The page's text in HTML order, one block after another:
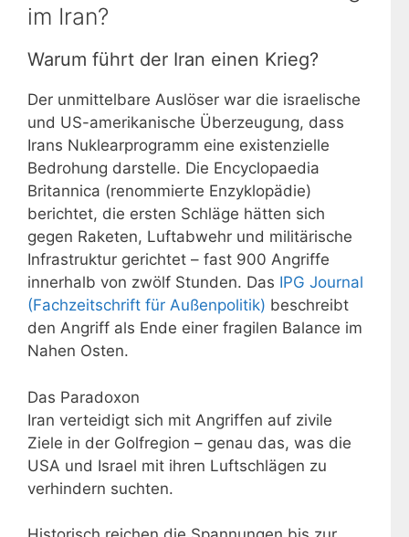
im Iran?
Warum führt der Iran einen Krieg?
Der unmittelbare Auslöser war die israelische
und US-amerikanische Überzeugung, dass
Irans Nuklearprogramm eine existenzielle
Bedrohung darstelle. Die Encyclopaedia
Britannica (renommierte Enzyklopädie)
berichtet, die ersten Schläge hätten sich
gegen Raketen, Luftabwehr und militärische
Infrastruktur gerichtet – fast 900 Angriffe
innerhalb von zwölf Stunden. Das IPG Journal
(Fachzeitschrift für Außenpolitik) beschreibt
den Angriff als Ende einer fragilen Balance im
Nahen Osten.
Das Paradoxon
Iran verteidigt sich mit Angriffen auf zivile
Ziele in der Golfregion – genau das, was die
USA und Israel mit ihren Luftschlägen zu
verhindern suchten.